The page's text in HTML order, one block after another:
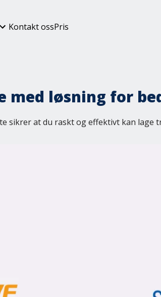
Kontakt ossPris
med løsning for
sikrer at du raskt og effektivt kan lage